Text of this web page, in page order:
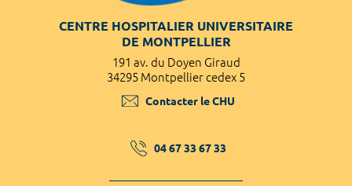
CENTRE HOSPITALIER UNIVERSITAIRE
DE MONTPELLIER
191 av. du Doyen Giraud
34295 Montpellier cedex 5
Contacter le CHU
04 67 33 67 33